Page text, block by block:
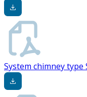
System chimney type